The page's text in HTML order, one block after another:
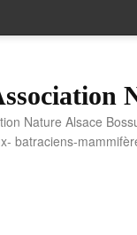
Nature Alsace
batraciens-